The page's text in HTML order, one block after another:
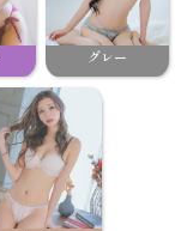
グレー